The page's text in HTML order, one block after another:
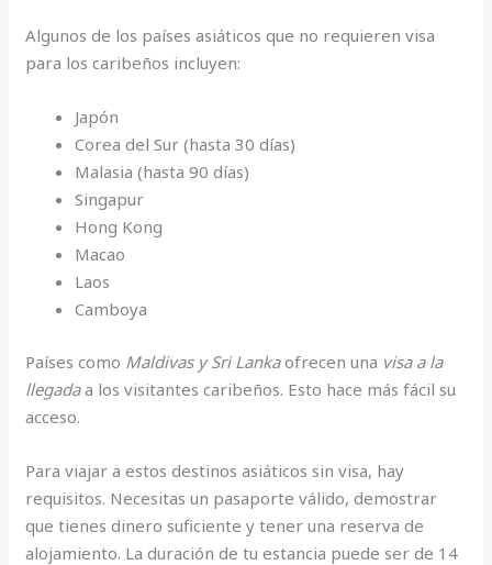
Algunos de los países asiáticos que no requieren visa
para los caribeños incluyen:
Japón
Corea del Sur (hasta 30 días)
Malasia (hasta 90 días)
Singapur
Hong Kong
Macao
Laos
Camboya
Países como Maldivas y Sri Lankaofrecen una visa a la
llegadaa los visitantes caribeños. Esto hace más fácil su
acceso.
Para viajar a estos destinos asiáticos sin visa, hay
requisitos. Necesitas un pasaporte válido, demostrar
que tienes dinero suficiente y tener una reserva de
alojamiento. La duración de tu estancia puede ser de 14